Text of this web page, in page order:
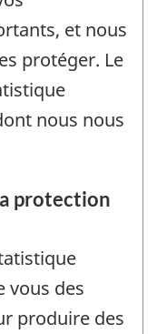
et nous
protéger. Le
nous nous
protection
vous des
produire des